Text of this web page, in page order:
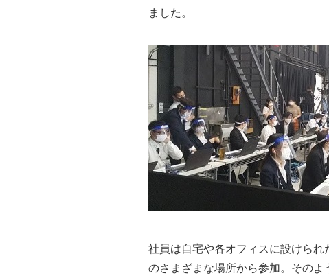
ました。
社員は自宅や各オフィスに設けら
のさまざまな場所から参加。その